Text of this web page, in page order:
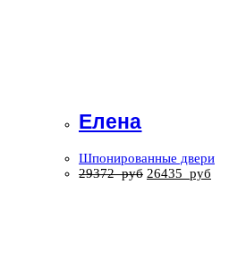
Елена
Шпонированные двери
29372руб 26435 руб